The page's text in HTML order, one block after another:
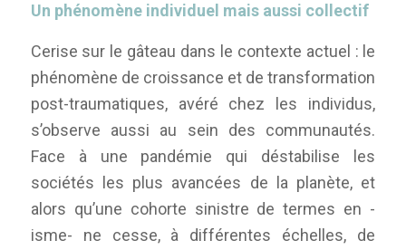
Un phénomène individuel mais aussi collectif
Cerise sur le gâteau dans le contexte actuel : le
phénomène de croissance et de transformation
post-traumatiques, avéré chez les individus,
s’observe aussi au sein des communautés.
Face à une pandémie qui déstabilise les
sociétés les plus avancées de la planète, et
alors qu’une cohorte sinistre de termes en -
isme- ne cesse, à différentes échelles, de